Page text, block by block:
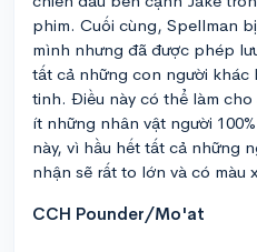
phim. Cuối cùng, Spellman
mình nhưng đã được phép
tất cả những con người khác
tinh. Điều này có thể làm
ít những nhân vật người
này, vì hầu hết tất cả những
nhận sẽ rất to lớn và có màu
CCH Pounder/Mo'at